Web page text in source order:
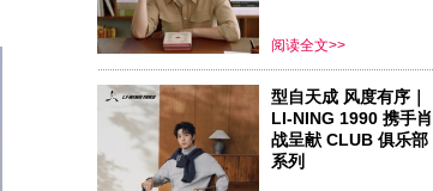
演出嘉宾则可利用舞台上的立体透明LED 盒
子以及LED升降舞台闪耀登场，而中央舞台
前方则设计成为可向外延伸的菱形，实现观
众与嘉宾更为近距离的互动。无论是灵活舞
台结构、高科技灯光投影效果还是精心节目
编排呈现，都让观众能够全方位地沉浸在倒
阅读全文>>
型自天成 风度有序｜
LI-NING 1990 携手肖
战呈献 CLUB 俱乐部
系列